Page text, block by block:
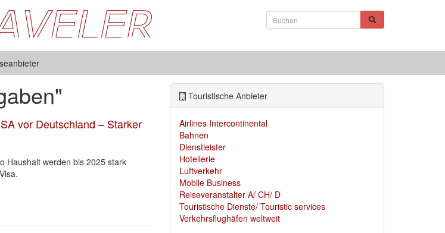
vor Deutschland – Starker
Haushalt werden bis 2025 stark
Touristische Anbieter
Airlines Intercontinental
Bahnen
Dienstleister
Hotellerie
Luftverkehr
Mobile Business
Reiseveranstalter A/ CH/ D
Touristische Dienste/ Touristic services
Verkehrsflughäfen weltweit